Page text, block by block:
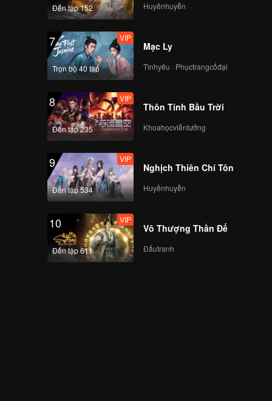
Đến tập 152 Huyềnhuyễn
7
Trọn bộ 40 tập
VIP
Mạc Ly
Tìnhyêu · Phụctrangcổđại
8
Đến tập 235
VIP
Thôn Tính Bầu Trời
Khoahọcviễntưởng
9
Đến tập 534
VIP
Nghịch Thiên Chí Tôn
Huyềnhuyễn
10
Đến tập 611
VIP
Vô Thượng Thần Đế
Đấutranh